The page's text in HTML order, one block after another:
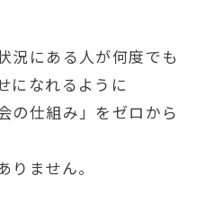
況にある人が何度でも
になれるように
の仕組み」をゼロから
ません。